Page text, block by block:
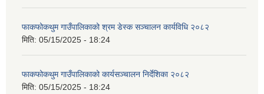
फाकफोकथुम गाउँपालिकाको श्रम डेस्क सञ्चालन कार्यविधि २०८२
मिति: 05/15/2025 - 18:24
फाकफोकथुम गाउँपालिकाको कार्यसञ्चालन निर्देशिका २०८२
मिति: 05/15/2025 - 18:24